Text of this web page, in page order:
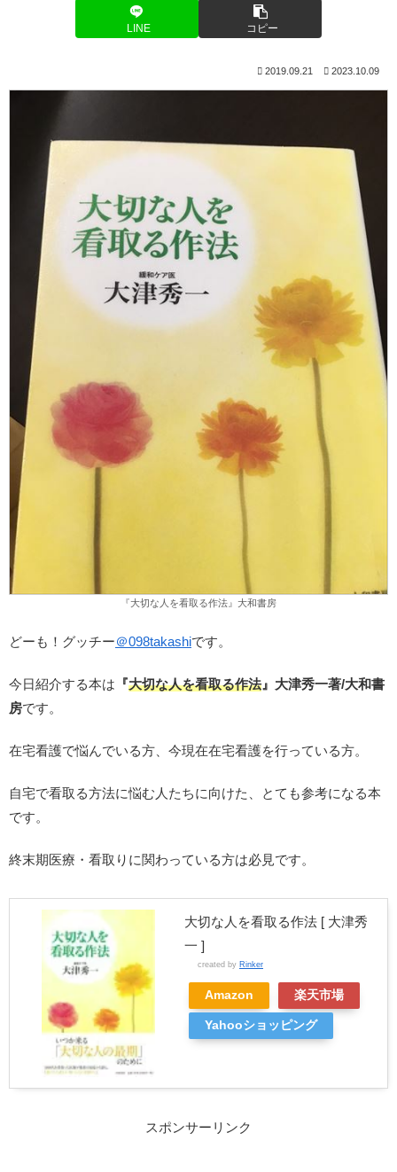
LINE コピー
2019.09.21 2023.10.09
『大切な人を看取る作法』大和書房
どーも！グッチー＠098takashiです。
今日紹介する本は 『大切な人を看取る作法』大津秀一著/大和書
房です。
在宅看護で悩んでいる方、今現在在宅看護を行っている方。
自宅で看取る方法に悩む人たちに向けた、とても参考になる本
です。
終末期医療・看取りに関わっている方は必見です。
大切な人を看取る作法 [ 大津秀
一 ]
created by Rinker
Amazon 楽天市場
Yahooショッピング
スポンサーリンク